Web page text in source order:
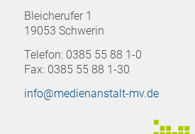
Bleicherufer 1
19053 Schwerin
Telefon: 0385 55 88 1-0
Fax: 0385 55 88 1-30
info@medienanstalt-mv.de